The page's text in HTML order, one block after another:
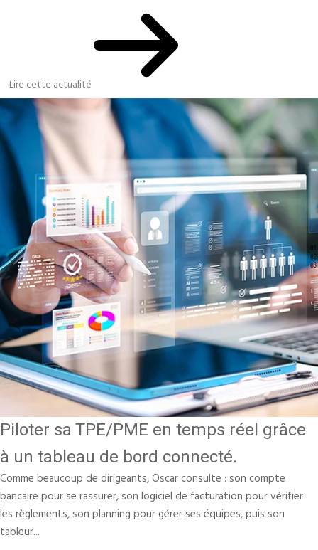
Lire cette actualité
Piloter sa TPE/PME en temps réel grâce
à un tableau de bord connecté.
Comme beaucoup de dirigeants, Oscar consulte : son compte
bancaire pour se rassurer, son logiciel de facturation pour vérifier
les règlements, son planning pour gérer ses équipes, puis son
tableur...